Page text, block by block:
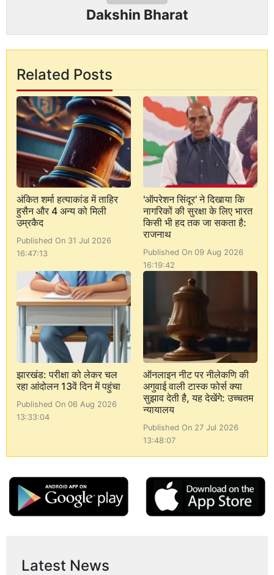
Dakshin Bharat
Related Posts
अंकित शर्मा हत्याकांड में ताहिर
हुसैन और 4 अन्य को मिली
उम्रकैद
Published On 31 Jul 2026
16:47:13
'ऑपरेशन सिंदूर' ने दिखाया कि
नागरिकों की सुरक्षा के लिए भारत
किसी भी हद तक जा सकता है:
राजनाथ
Published On 09 Aug 2026
16:19:42
झारखंड: परीक्षा को लेकर चल
रहा आंदोलन 13वें दिन में पहुंचा
Published On 06 Aug 2026
13:33:04
ऑनलाइन नीट पर नीलेकणि की
अगुवाई वाली टास्क फोर्स क्या
सुझाव देती है, यह देखेंगे: उच्चतम
न्यायालय
Published On 27 Jul 2026
13:48:07
Latest News